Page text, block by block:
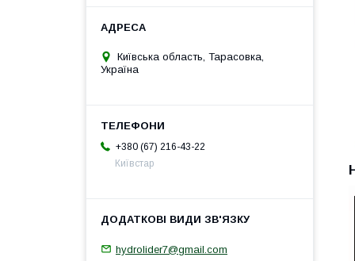
Київська область, Тарасовка,
Україна
+380 (67) 216-43-22
Київстар
hydrolider7@gmail.com